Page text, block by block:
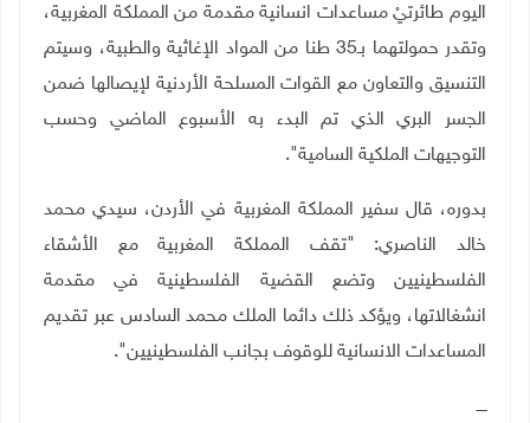
اليوم طائرتيْ مساعدات انسانية مقدمة من المملكة المغربية،
وتقدر حمولتهما بـ35 طنا من المواد الإغاثية والطبية، وسيتم
التنسيق والتعاون مع القوات المسلحة الأردنية لإيصالها ضمن
الجسر البري الذي تم البدء به الأسبوع الماضي وحسب
التوجيهات الملكية السامية".
بدوره، قال سفير المملكة المغربية في الأردن، سيدي محمد
خالد الناصري: "تقف المملكة المغربية مع الأشقاء
الفلسطينيين وتضع القضية الفلسطينية في مقدمة
انشغالاتها، ويؤكد ذلك دائما الملك محمد السادس عبر تقديم
المساعدات الانسانية للوقوف بجانب الفلسطينيين".
ــــ